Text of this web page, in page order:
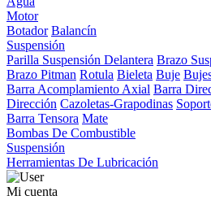
Motor
Botador Balancín
Suspensión
Parilla Suspensión Delantera Brazo
Brazo Pitman Rotula Bieleta Buje
Barra Acomplamiento Axial Barra
Dirección Cazoletas-Grapodinas
Barra Tensora Mate
Bombas De Combustible
Suspensión
Herramientas De Lubricación
Mi cuenta